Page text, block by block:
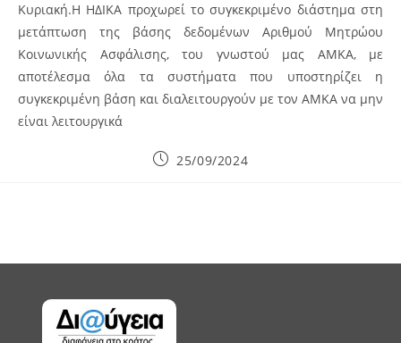
Κυριακή.Η ΗΔΙΚΑ προχωρεί το συγκεκριμένο διάστημα στη
μετάπτωση της βάσης δεδομένων Αριθμού Μητρώου
Κοινωνικής Ασφάλισης, του γνωστού μας ΑΜΚΑ, με
αποτέλεσμα όλα τα συστήματα που υποστηρίζει η
συγκεκριμένη βάση και διαλειτουργούν με τον ΑΜΚΑ να μην
είναι λειτουργικά
Post25/09/2024